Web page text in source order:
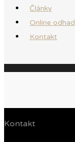
Články
Online odhad
Kontakt
Kontakt